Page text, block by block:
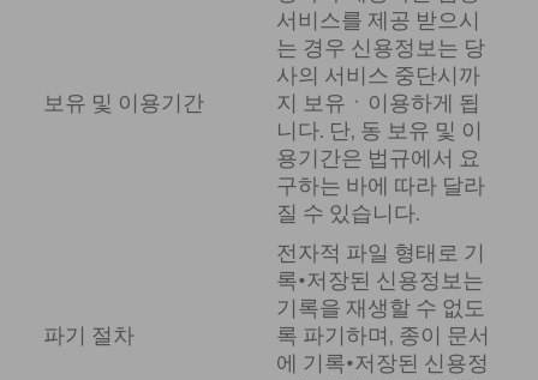
보유 및 이용기간
서비스를 제공 받으시
는 경우 신용정보는 당
사의 서비스 중단시까
지 보유ㆍ이용하게 됩
니다. 단, 동 보유 및 이
용기간은 법규에서 요
구하는 바에 따라 달라
질 수 있습니다.
파기 절차
전자적 파일 형태로 기
록•저장된 신용정보는
기록을 재생할 수 없도
록 파기하며, 종이 문서
에 기록•저장된 신용정